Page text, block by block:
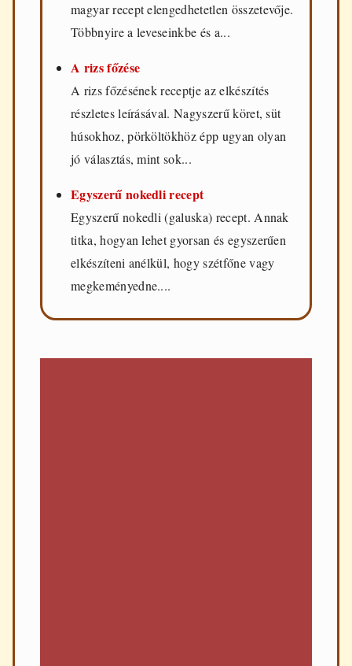
magyar recept elengedhetetlen összetevője.
Többnyire a leveseinkbe és a...
A rizs főzése
A rizs főzésének receptje az elkészítés
részletes leírásával. Nagyszerű köret, süt
húsokhoz, pörköltökhöz épp ugyan olyan
jó választás, mint sok...
Egyszerű nokedli recept
Egyszerű nokedli (galuska) recept. Annak
titka, hogyan lehet gyorsan és egyszerűen
elkészíteni anélkül, hogy szétfőne vagy
megkeményedne....